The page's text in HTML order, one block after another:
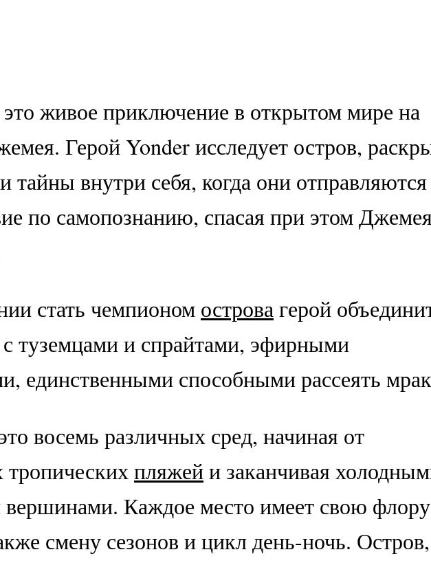
живое приключение в открытом мире на
Герой Yonder исследует остров,
тайны внутри себя, когда они
по самопознанию, спасая при этом
стать чемпионом островагерой
туземцами и спрайтами, эфирными
единственными способными рассеять
восемь различных сред, начиная от
пляжейи заканчивая
Каждое место имеет свою
смену сезонов и цикл день-ночь. Остров,